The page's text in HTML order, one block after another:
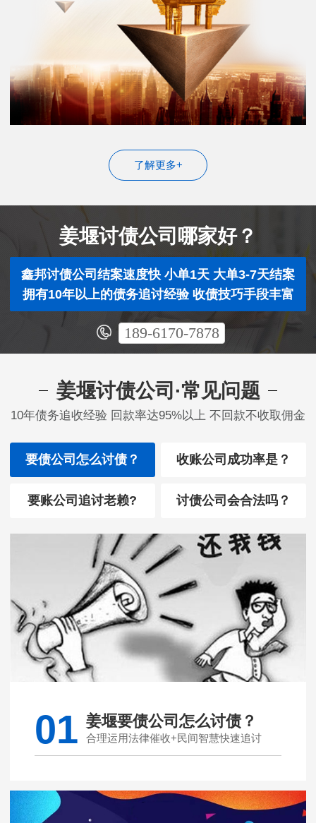
了解更多+
姜堰讨债公司哪家好？
鑫邦讨债公司结案速度快 小单1天 大单3-7天结案
拥有10年以上的债务追讨经验 收债技巧手段丰富
189-6170-7878
姜堰讨债公司·常见问题
10年债务追收经验 回款率达95%以上 不回款不收取佣金
要债公司怎么讨债？ 收账公司成功率是？
要账公司追讨老赖? 讨债公司会合法吗？
01 姜堰要债公司怎么讨债？
合理运用法律催收+民间智慧快速追讨